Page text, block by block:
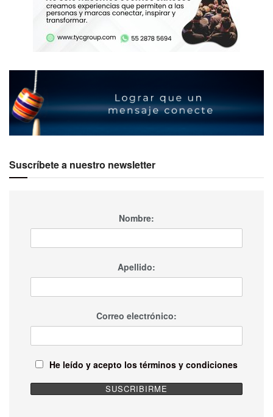
Suscríbete a nuestro newsletter
Nombre:
Apellido:
Correo electrónico:
He leído y acepto los términos y condiciones